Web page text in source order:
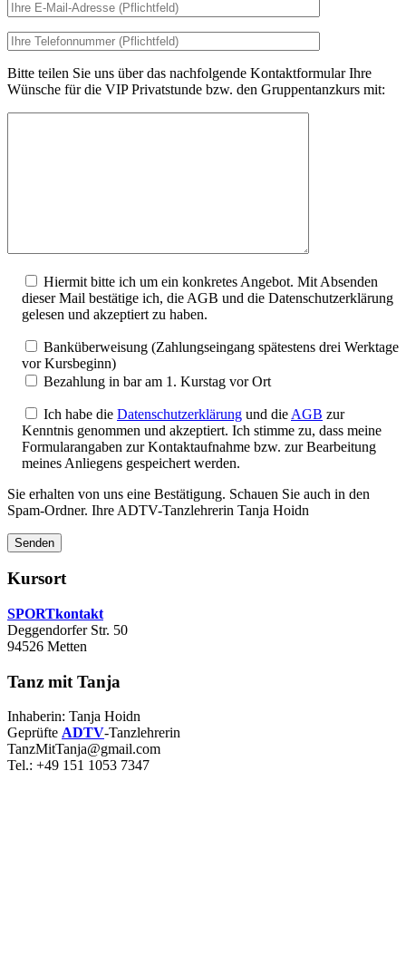
Bitte teilen Sie uns über das nachfolgende Kontaktformular Ihre
Wünsche für die VIP Privatstunde bzw. den Gruppentanzkurs mit:
Hiermit bitte ich um ein konkretes Angebot. Mit Absenden
dieser Mail bestätige ich, die AGB und die Datenschutzerklärung
gelesen und akzeptiert zu haben.
Banküberweisung (Zahlungseingang spätestens drei Werktage
vor Kursbeginn)
Bezahlung in bar am 1. Kurstag vor Ort
Ich habe die Datenschutzerklärung und die AGB zur
Kenntnis genommen und akzeptiert. Ich stimme zu, dass meine
Formularangaben zur Kontaktaufnahme bzw. zur Bearbeitung
meines Anliegens gespeichert werden.
Sie erhalten von uns eine Bestätigung. Schauen Sie auch in den
Spam-Ordner. Ihre ADTV-Tanzlehrerin Tanja Hoidn
Kursort
SPORTkontakt
Deggendorfer Str. 50
94526 Metten
Tanz mit Tanja
Inhaberin: Tanja Hoidn
Geprüfte ADTV-Tanzlehrerin
TanzMitTanja@gmail.com
Tel.: +49 151 1053 7347